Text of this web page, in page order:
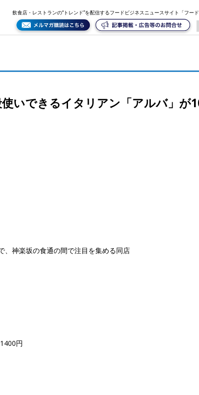
飲食店・レストランの“トレンド”を配信するフードビジネスニュースサイト「フー
いできるイタリアン「アルバ」が
、神楽坂の食通の間で注目を集める同店
円